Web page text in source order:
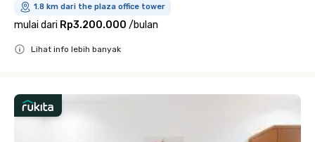
1.8 km dari the plaza office tower
mulai dari Rp3.200.000 /bulan
Lihat info lebih banyak